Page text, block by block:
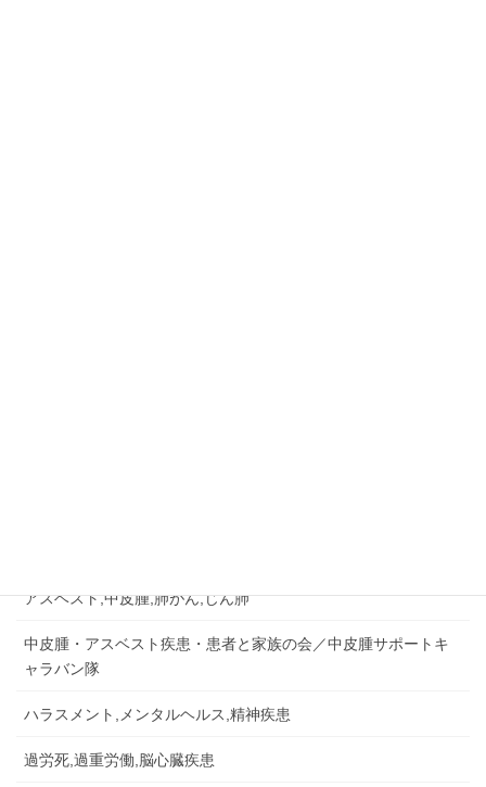
アスベスト,中皮腫,肺がん,じん肺
中皮腫・アスベスト疾患・患者と家族の会／中皮腫サポートキ
ャラバン隊
ハラスメント,メンタルヘルス,精神疾患
過労死,過重労働,脳心臓疾患